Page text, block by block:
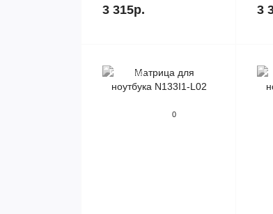
3 315р. 3
Продано
0